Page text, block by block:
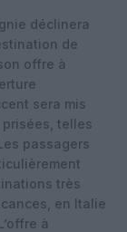
déclinera
de
offre à
sera mis
telles
passagers
très
en Italie
à